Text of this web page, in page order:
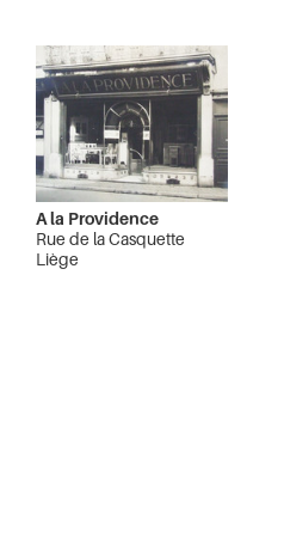
A la Providence
Rue de la Casquette
Liège